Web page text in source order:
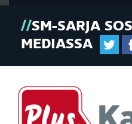
SM-SARJA
MEDIASSA